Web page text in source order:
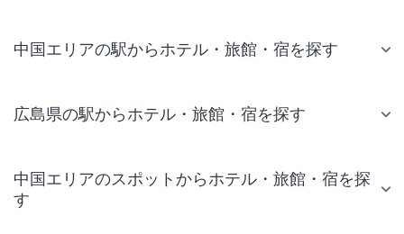
中国エリアの駅からホテル・旅館・宿を探す
広島県の駅からホテル・旅館・宿を探す
中国エリアのスポットからホテル・旅館・宿を探
す